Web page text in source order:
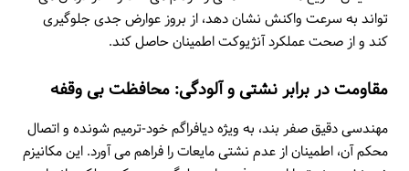
تواند به سرعت واکنش نشان دهد، از بروز عوارض جدی جلوگیری
کند و از صحت عملکرد آنژیوکت اطمینان حاصل کند.
مقاومت در برابر نشتی و آلودگی: محافظت بی وقفه
مهندسی دقیق صفر بند، به ویژه دیافراگم خود-ترمیم شونده و اتصال
محکم آن، اطمینان از عدم نشتی مایعات را فراهم می آورد. این مکانیزم